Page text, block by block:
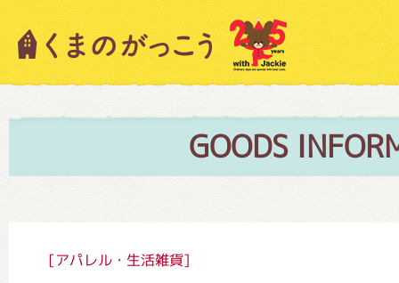
GOODS
[アパレル・生活雑貨]
キャラクター紹介